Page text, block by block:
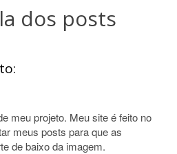
dos posts
meu projeto. Meu site é feito no
meus posts para que as
de baixo da imagem.